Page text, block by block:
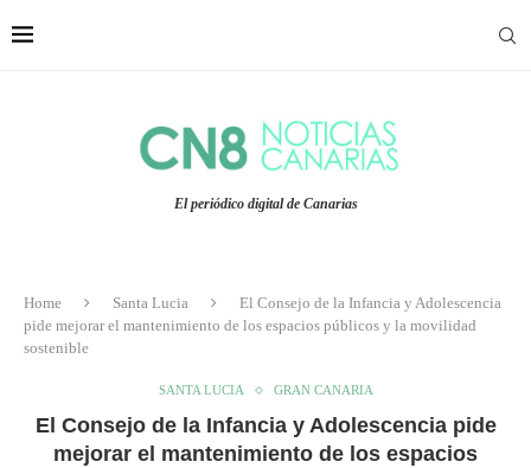
El periódico digital de Canarias
Home Santa Lucia
El Consejo de la Infancia y Adolescencia
pide mejorar el mantenimiento de los espacios públicos y la movilidad
sostenible
SANTA LUCIA GRAN CANARIA
El Consejo de la Infancia y Adolescencia pide
mejorar el mantenimiento de los espacios